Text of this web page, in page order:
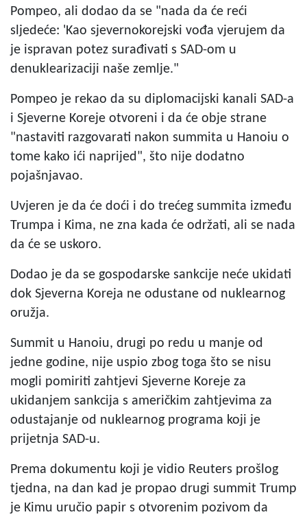
Pompeo, ali dodao da se "nada da će reći
sljedeće: 'Kao sjevernokorejski vođa vjerujem da
je ispravan potez surađivati s SAD-om u
denuklearizaciji naše zemlje."
Pompeo je rekao da su diplomacijski kanali SAD-a
i Sjeverne Koreje otvoreni i da će obje strane
"nastaviti razgovarati nakon summita u Hanoiu o
tome kako ići naprijed", što nije dodatno
pojašnjavao.
Uvjeren je da će doći i do trećeg summita između
Trumpa i Kima, ne zna kada će održati, ali se nada
da će se uskoro.
Dodao je da se gospodarske sankcije neće ukidati
dok Sjeverna Koreja ne odustane od nuklearnog
oružja.
Summit u Hanoiu, drugi po redu u manje od
jedne godine, nije uspio zbog toga što se nisu
mogli pomiriti zahtjevi Sjeverne Koreje za
ukidanjem sankcija s američkim zahtjevima za
odustajanje od nuklearnog programa koji je
prijetnja SAD-u.
Prema dokumentu koji je vidio Reuters prošlog
tjedna, na dan kad je propao drugi summit Trump
je Kimu uručio papir s otvorenim pozivom da